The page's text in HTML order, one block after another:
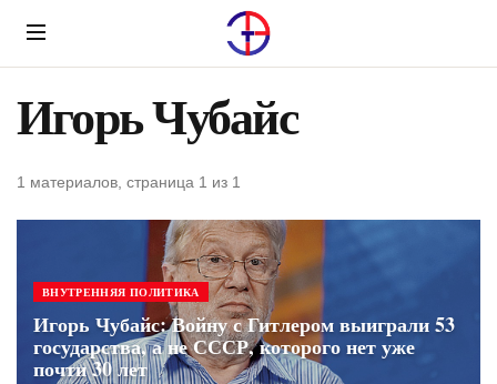
Menu
Игорь Чубайс
1 материалов, страница 1 из 1
ВНУТРЕННЯЯ ПОЛИТИКА
Игорь Чубайс: Войну с Гитлером выиграли 53
государства, а не СССР, которого нет уже
почти 30 лет